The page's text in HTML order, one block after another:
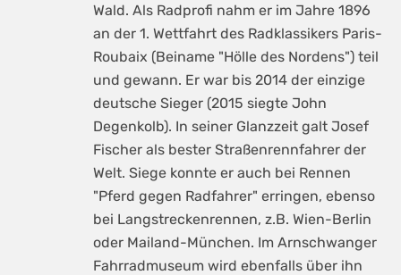
Wald. Als Radprofi nahm er im Jahre 1896
an der 1. Wettfahrt des Radklassikers Paris-
Roubaix (Beiname "Hölle des Nordens") teil
und gewann. Er war bis 2014 der einzige
deutsche Sieger (2015 siegte John
Degenkolb). In seiner Glanzzeit galt Josef
Fischer als bester Straßenrennfahrer der
Welt. Siege konnte er auch bei Rennen
"Pferd gegen Radfahrer" erringen, ebenso
bei Langstreckenrennen, z.B. Wien-Berlin
oder Mailand-München. Im Arnschwanger
Fahrradmuseum wird ebenfalls über ihn